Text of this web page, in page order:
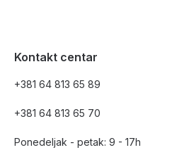
Kontakt centar
+381 64 813 65 89
+381 64 813 65 70
Ponedeljak - petak: 9 - 17h